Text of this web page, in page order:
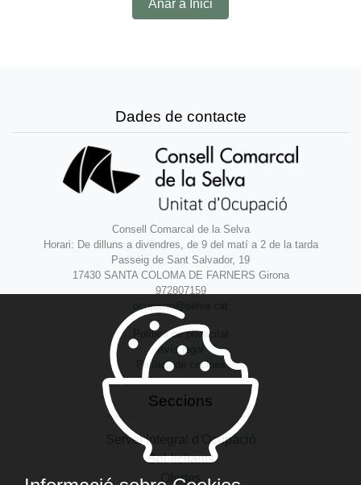
Anar a Inici
Dades de contacte
Consell Comarcal de la Selva
Horari: De dilluns a divendres, de 9 del matí a 2 de la tarda
Passeig de Sant Salvador, 19
17430 SANTA COLOMA DE FARNERS Girona
972807159
ocupacio@selva.cat
Política de privacitat
Avís legal
Política de cookies
Seccions
Servei Integral d'Ocupació
Sol·licitants
Ofertes